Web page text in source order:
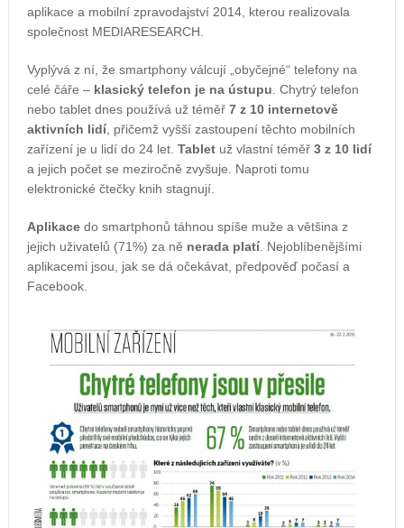
aplikace a mobilní zpravodajství 2014, kterou realizovala
společnost MEDIARESEARCH.
Vyplývá z ní, že smartphony válcují „obyčejné“ telefony na
celé čáře –klasický telefon je na ústupu . Chytrý telefon
nebo tablet dnes používá už téměř 7 z 10 internetově
aktivních lidí, přičemž vyšší zastoupení těchto mobilních
zařízení je u lidí do 24 let. Tabletuž vlastní téměř 3 z 10 lidí
a jejich počet se meziročně zvyšuje. Naproti tomu
elektronické čtečky knih stagnují.
Aplikacedo smartphonů táhnou spíše muže a většina z
jejich uživatelů (71%) za ně nerada platí. Nejoblíbenějšími
aplikacemi jsou, jak se dá očekávat, předpověď počasí a
Facebook.